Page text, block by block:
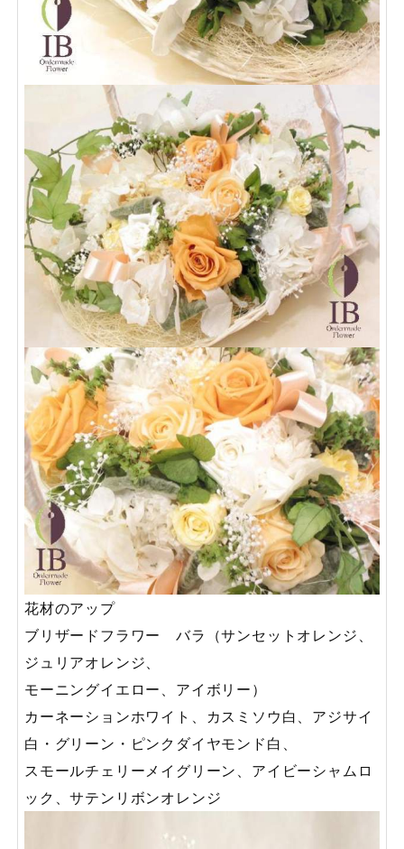
花材のアップ
ブリザードフラワー バラ（サンセットオレンジ、
ジュリアオレンジ、
モーニングイエロー、アイボリー）
カーネーションホワイト、カスミソウ白、アジサイ
白・グリーン・ピンクダイヤモンド白、
スモールチェリーメイグリーン、アイビーシャムロ
ック、サテンリボンオレンジ